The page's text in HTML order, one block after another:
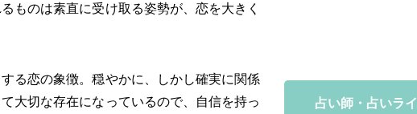
ものは素直に受け取る姿勢が、恋を大きく
る恋の象徴。穏やかに、しかし確実に関係
大切な存在になっているので、自信を持っ
占い師・占いラ